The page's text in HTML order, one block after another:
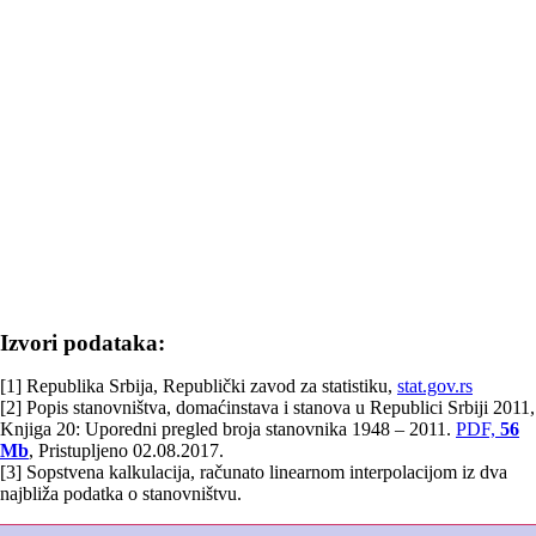
Izvori podataka:
[1] Republika Srbija, Republički zavod za statistiku, stat.gov.rs
[2] Popis stanovništva, domaćinstava i stanova u Republici Srbiji 2011,
Knjiga 20: Uporedni pregled broja stanovnika 1948 – 2011. PDF, 56
Mb, Pristupljeno 02.08.2017.
[3] Sopstvena kalkulacija, računato linearnom interpolacijom iz dva
najbliža podatka o stanovništvu.